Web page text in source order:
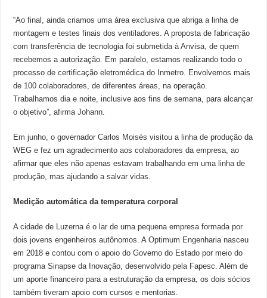
“Ao final, ainda criamos uma área exclusiva que abriga a linha de
montagem e testes finais dos ventiladores. A proposta de fabricação
com transferência de tecnologia foi submetida à Anvisa, de quem
recebemos a autorização. Em paralelo, estamos realizando todo o
processo de certificação eletromédica do Inmetro. Envolvemos mais
de 100 colaboradores, de diferentes áreas, na operação.
Trabalhamos dia e noite, inclusive aos fins de semana, para alcançar
o objetivo”, afirma Johann.
Em junho, o governador Carlos Moisés visitou a linha de produção da
WEG e fez um agradecimento aos colaboradores da empresa, ao
afirmar que eles não apenas estavam trabalhando em uma linha de
produção, mas ajudando a salvar vidas.
Medição automática da temperatura corporal
A cidade de Luzerna é o lar de uma pequena empresa formada por
dois jovens engenheiros autônomos. A Optimum Engenharia nasceu
em 2018 e contou com o apoio do Governo do Estado por meio do
programa Sinapse da Inovação, desenvolvido pela Fapesc. Além de
um aporte financeiro para a estruturação da empresa, os dois sócios
também tiveram apoio com cursos e mentorias.